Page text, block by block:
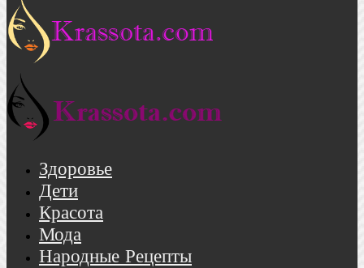
Здоровье
Дети
Красота
Мода
Народные Рецепты